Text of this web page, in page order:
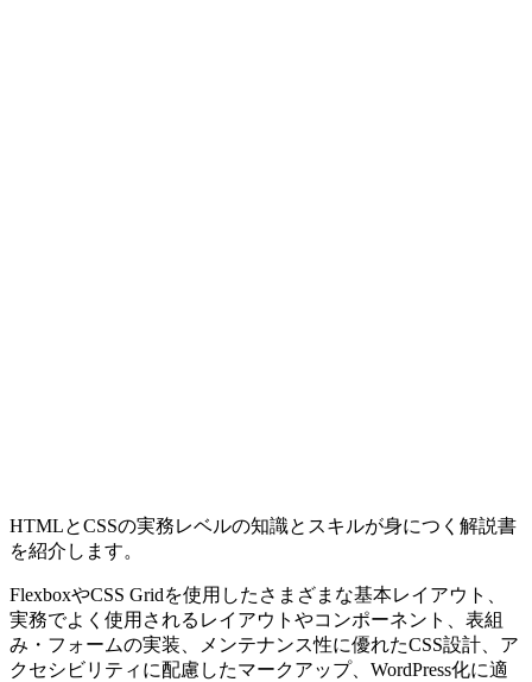
HTMLとCSSの実務レベルの知識とスキルが身につく解説書
を紹介します。
FlexboxやCSS Gridを使用したさまざまな基本レイアウト、
実務でよく使用されるレイアウトやコンポーネント、表組
み・フォームの実装、メンテナンス性に優れたCSS設計、ア
クセシビリティに配慮したマークアップ、WordPress化に適